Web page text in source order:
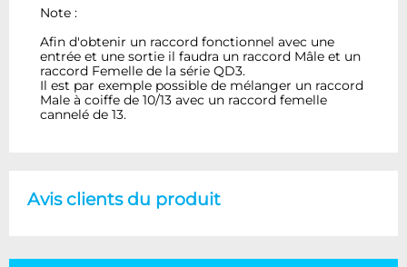
Note :
Afin d'obtenir un raccord fonctionnel avec une
entrée et une sortie il faudra un raccord Mâle et un
raccord Femelle de la série QD3.
Il est par exemple possible de mélanger un raccord
Male à coiffe de 10/13 avec un raccord femelle
cannelé de 13.
Avis clients du produit